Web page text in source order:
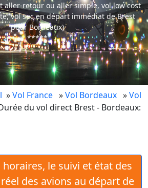
aller-retour ou aller simple, vol low cost
vol sec en départ immédiat de Brest
pour Bordeaux)
*****
»Vol France »Vol Bordeaux »Vol
du vol direct Brest - Bordeaux:
horaires, le suivi et état des
des avions au départ de